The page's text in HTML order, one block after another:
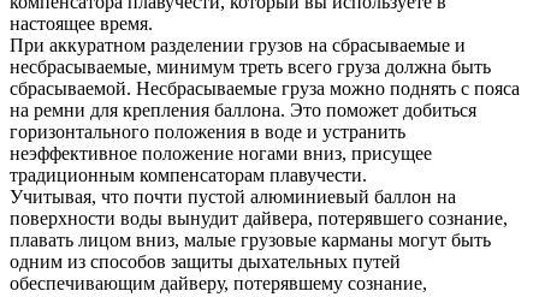
настоящее время.
При аккуратном разделении грузов на сбрасываемые и
несбрасываемые, минимум треть всего груза должна быть
сбрасываемой. Несбрасываемые груза можно поднять с пояса
на ремни для крепления баллона. Это поможет добиться
горизонтального положения в воде и устранить
неэффективное положение ногами вниз, присущее
традиционным компенсаторам плавучести.
Учитывая, что почти пустой алюминиевый баллон на
поверхности воды вынудит дайвера, потерявшего сознание,
плавать лицом вниз, малые грузовые карманы могут быть
одним из способов защиты дыхательных путей
обеспечивающим дайверу, потерявшему сознание,